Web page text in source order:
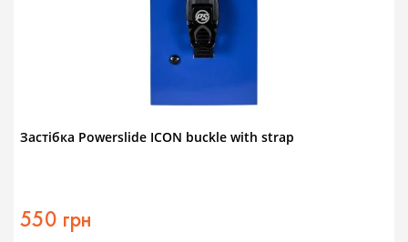
Застібка Powerslide ICON buckle with strap
550 грн